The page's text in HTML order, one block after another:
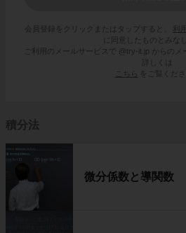
会員登録をクリックまたはタップすると、
利
に同意したものとみな
ご利用のメールサービスで @try-it.jp からのメ
詳しくは
こちら
をご覧くださ
積分法
微分係数と導関数